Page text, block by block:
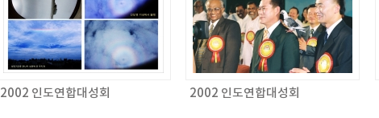
2002 인도연합대성회 2002 인도연합대성회